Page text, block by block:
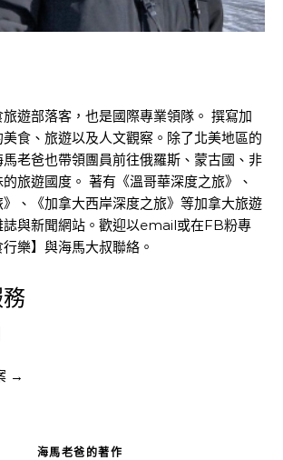
遊部落客，也是國際專業領隊。 撰寫加
食、旅遊以及人文觀察。除了北美地區的
老爸也帶領團員前往俄羅斯、蒙古國、非
旅遊國度。 著有《溫哥華深度之旅》、
》、《加拿大西岸深度之旅》等加拿大旅遊
誌與新聞網站。歡迎以email或在FB粉專
行樂】與海馬大叔聯絡。
→
海馬老爸的著作